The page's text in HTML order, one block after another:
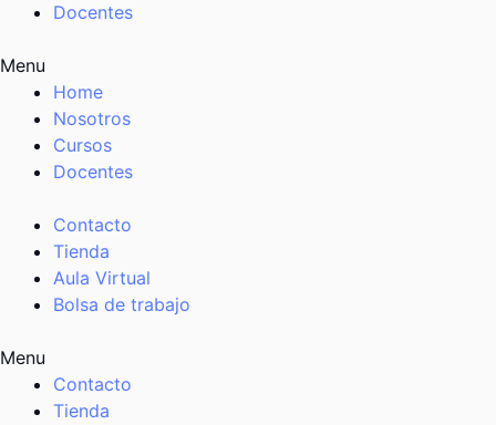
Docentes
Menu
Home
Nosotros
Cursos
Docentes
Contacto
Tienda
Aula Virtual
Bolsa de trabajo
Menu
Contacto
Tienda